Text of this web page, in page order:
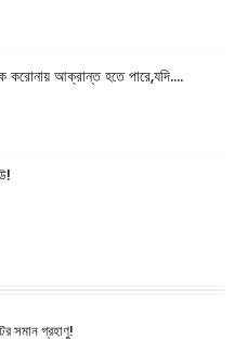
করোনায় আক্রান্ত হতে পারে,যদি....
সমান গ্রহাণু!